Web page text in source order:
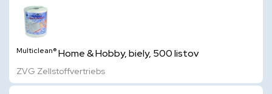
Multiclean®Home & Hobby, biely, 500 listov
ZVG Zellstoffvertriebs